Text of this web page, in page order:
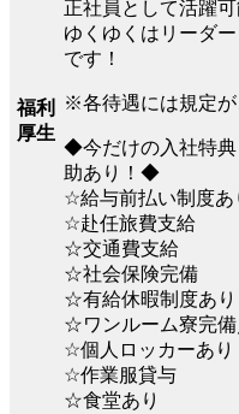
福利
厚生
正社員として活躍可
ゆくゆくはリーダ
です！
※各待遇には規定が
◆今だけの入社特典
助あり！◆
☆給与前払い制度あ
☆赴任旅費支給
☆交通費支給
☆社会保険完備
☆有給休暇制度あり
☆ワンルーム寮完備
☆個人ロッカーあり
☆作業服貸与
☆食堂あり